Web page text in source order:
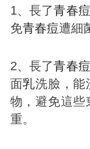
1、長了青春痘
免青春痘遭細
2、長了青春痘
面乳洗臉，能
物，避免這些
重。